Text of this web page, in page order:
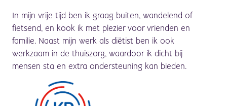
In mijn vrije tijd ben ik graag buiten, wandelend of
fietsend, en kook ik met plezier voor vrienden en
familie. Naast mijn werk als diëtist ben ik ook
werkzaam in de thuiszorg, waardoor ik dicht bij
mensen sta en extra ondersteuning kan bieden.